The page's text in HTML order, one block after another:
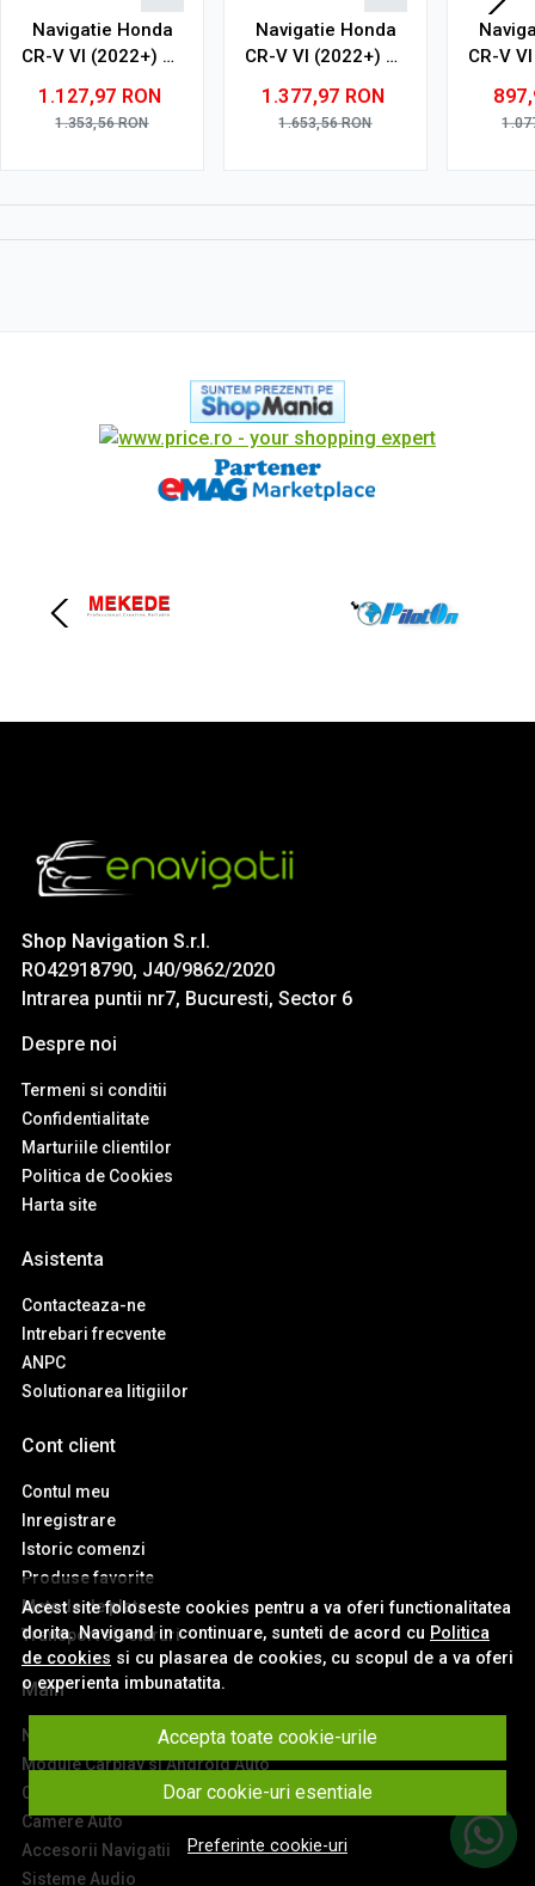
Navigatie Honda
CR-V VI (2022+) cu
64GB ROM, Ecran
QLED 10"
1.127,97 RON
1.353,56RON
Navigatie Honda
CR-V VI (2022+) cu
128GB ROM, Ecran
QLED 10"
1.377,97 RON
1.653,56RON
CR-V
32GB
10"
Acest site foloseste cookies pentru a va oferi functionalitatea
dorita. Navigand in continuare, sunteti de acord cu Politica
de cookies si cu plasarea de cookies, cu scopul de a va oferi
o experienta imbunatatita.
Accepta toate cookie-urile
Doar cookie-uri esentiale
Preferinte cookie-uri
Shop Navigation S.r.l.
RO42918790, J40/9862/2020
Intrarea puntii nr7, Bucuresti, Sector 6
Despre noi
Termeni si conditii
Confidentialitate
Marturiile clientilor
Politica de Cookies
Harta site
Asistenta
Contacteaza-ne
Intrebari frecvente
ANPC
Solutionarea litigiilor
Cont client
Contul meu
Inregistrare
Istoric comenzi
Produse favorite
Metode de plata
Transport si retururi
Main
Navigatii Auto
Module Carplay si Android Auto
Ceasuri de Bord Digitale
Camere Auto
Accesorii Navigatii
Sisteme Audio